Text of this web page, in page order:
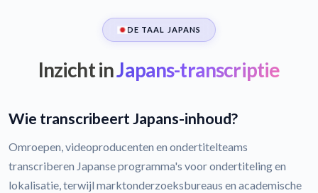
DE TAAL JAPANS
Inzicht inJapans-transcriptie
Wie transcribeert Japans-inhoud?
Omroepen, videoproducenten en ondertitelteams
transcriberen Japanse programma's voor ondertiteling en
lokalisatie, terwijl marktonderzoeksbureaus en academische